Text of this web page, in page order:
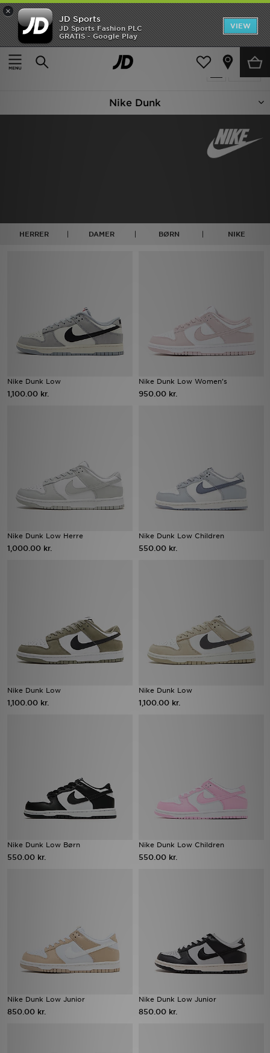
×
JD Sports
JD Sports Fashion PLC
GRATIS - Google Play
VIEW
Hjem
Nike Dunk
27 Produkter fundet
Nike Dunk
HERRER DAMER BØRN NIKE
Nike Dunk Low
1,100.00 kr.
Nike Dunk Low Women's
950.00 kr.
Nike Dunk Low Herre
1,000.00 kr.
Nike Dunk Low Children
550.00 kr.
Nike Dunk Low
1,100.00 kr.
Nike Dunk Low
1,100.00 kr.
Nike Dunk Low Børn
550.00 kr.
Nike Dunk Low Children
550.00 kr.
Nike Dunk Low Junior
850.00 kr.
Nike Dunk Low Junior
850.00 kr.
Hjem
UDSALG
Mine beskeder
Hjælp & information